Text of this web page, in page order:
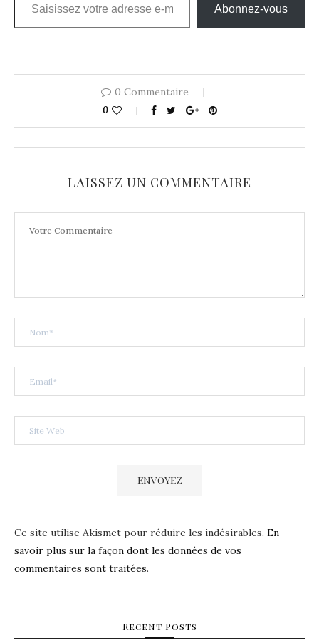
Abonnez-vous
0 Commentaire
0
LAISSEZ UN COMMENTAIRE
Ce site utilise Akismet pour réduire les indésirables. En
savoir plus sur la façon dont les données de vos
commentaires sont traitées.
Recent Posts